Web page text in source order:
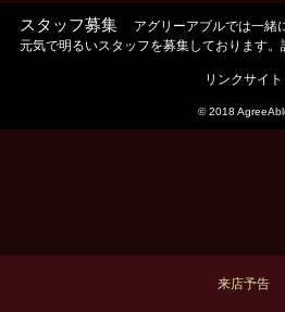
スタッフ募集
アグリーアブルでは一緒
元気で明るいスタッフを募集しております。
リンクサイト
© 2018
来店予告